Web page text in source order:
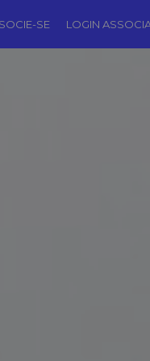
SE LOGIN